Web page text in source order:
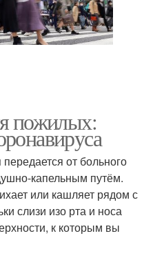
пожилых:
от больного
капельным путём.
или кашляет рядом с
слизи изо рта и носа
к которым вы